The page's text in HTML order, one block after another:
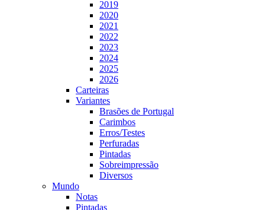
2019
2020
2021
2022
2023
2024
2025
2026
Carteiras
Variantes
Brasões de Portugal
Carimbos
Erros/Testes
Perfuradas
Pintadas
Sobreimpressão
Diversos
Mundo
Notas
Pintadas